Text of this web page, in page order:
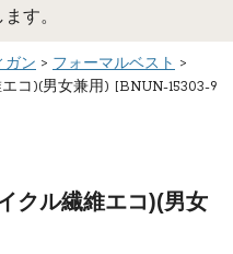
す。
ガン
フォーマルベスト
コ)(男女兼用) [BNUN-15303-9
クル繊維エコ)(男女